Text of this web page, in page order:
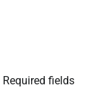
Required fields